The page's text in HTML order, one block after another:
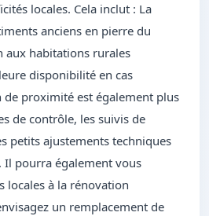
locales. Cela inclut : La
anciens en pierre du
aux habitations rurales
disponibilité en cas
de proximité est également plus
de contrôle, les suivis de
petits ajustements techniques
Il pourra également vous
locales à la rénovation
un remplacement de